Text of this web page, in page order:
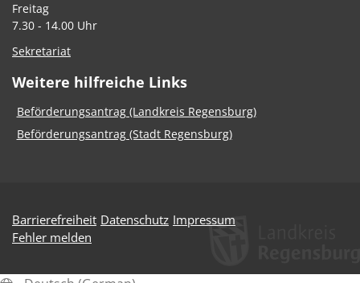
Freitag
7.30 - 14.00 Uhr
Sekretariat
Weitere hilfreiche Links
Beförderungsantrag (Landkreis Regensburg)
Beförderungsantrag (Stadt Regensburg)
Barrierefreiheit Datenschutz Impressum
Fehler melden